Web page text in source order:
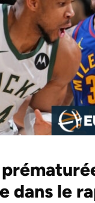
dans le